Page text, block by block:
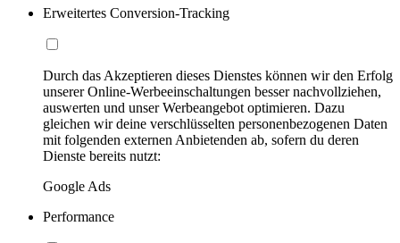
Erweitertes Conversion-Tracking
Durch das Akzeptieren dieses Dienstes können wir den Erfolg
unserer Online-Werbeeinschaltungen besser nachvollziehen,
auswerten und unser Werbeangebot optimieren. Dazu
gleichen wir deine verschlüsselten personenbezogenen Daten
mit folgenden externen Anbietenden ab, sofern du deren
Dienste bereits nutzt:
Google Ads
Performance